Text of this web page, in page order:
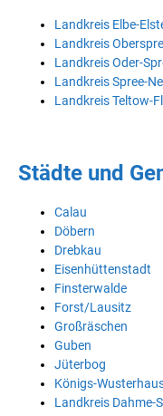
Landkreis Elbe-
Landkreis
Landkreis Oder-
Landkreis Spree-
Landkreis Teltow-
Städte und
Calau
Döbern
Drebkau
Eisenhüttenstadt
Finsterwalde
Forst/Lausitz
Großräschen
Guben
Jüterbog
Königs-
Landkreis Dahme-